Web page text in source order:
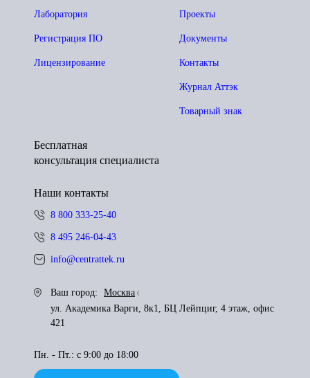
Проекты
Документы
Контакты
Журнал Аттэк
Товарный знак
Лаборатория
Регистрация ПО
Лицензирование
Бесплатная
консультация специалиста
Наши контакты
8 800 333-25-40
8 495 246-04-43
info@centrattek.ru
Ваш город:
Москва
ул. Академика Варги, 8к1, БЦ Лейпциг, 4 этаж, офис
421
Пн. - Пт.: с 9:00 до 18:00